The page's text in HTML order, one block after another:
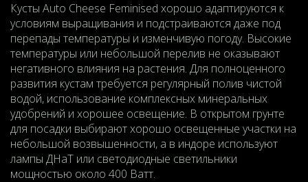
Кусты Auto Cheese Feminised хорошо адаптируются к
условиям выращивания и подстраиваются даже под
перепады температуры и изменчивую погоду. Высокие
температуры или небольшой перелив не оказывают
негативного влияния на растения. Для полноценного
развития кустам требуется регулярный полив чистой
водой, использование комплексных минеральных
удобрений и хорошее освещение. В открытом грунте
для посадки выбирают хорошо освещенные участки на
небольшой возвышенности, а в индоре используют
лампы ДНаТ или светодиодные светильники
мощностью около 400 Ватт.